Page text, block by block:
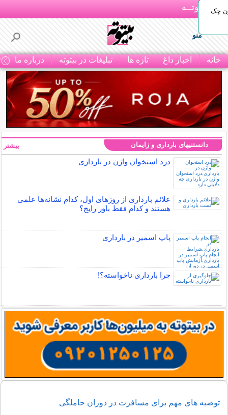
بـیتوتــه
منو
خانه اخبار داغ تازه ها تبلیغات در بیتوته درباره ما
چک
دانستنیهای بارداری و زایمان
درد استخوان واژن در بارداری
علائم بارداری از روزهای اول، کدام نشانه‌ها علمی
هستند و کدام فقط باور رایج؟
پاپ اسمیر در بارداری
چرا بارداری ناخواسته؟!
بیشتر
توصیه های مهم برای مسافرت در دوران حاملگی